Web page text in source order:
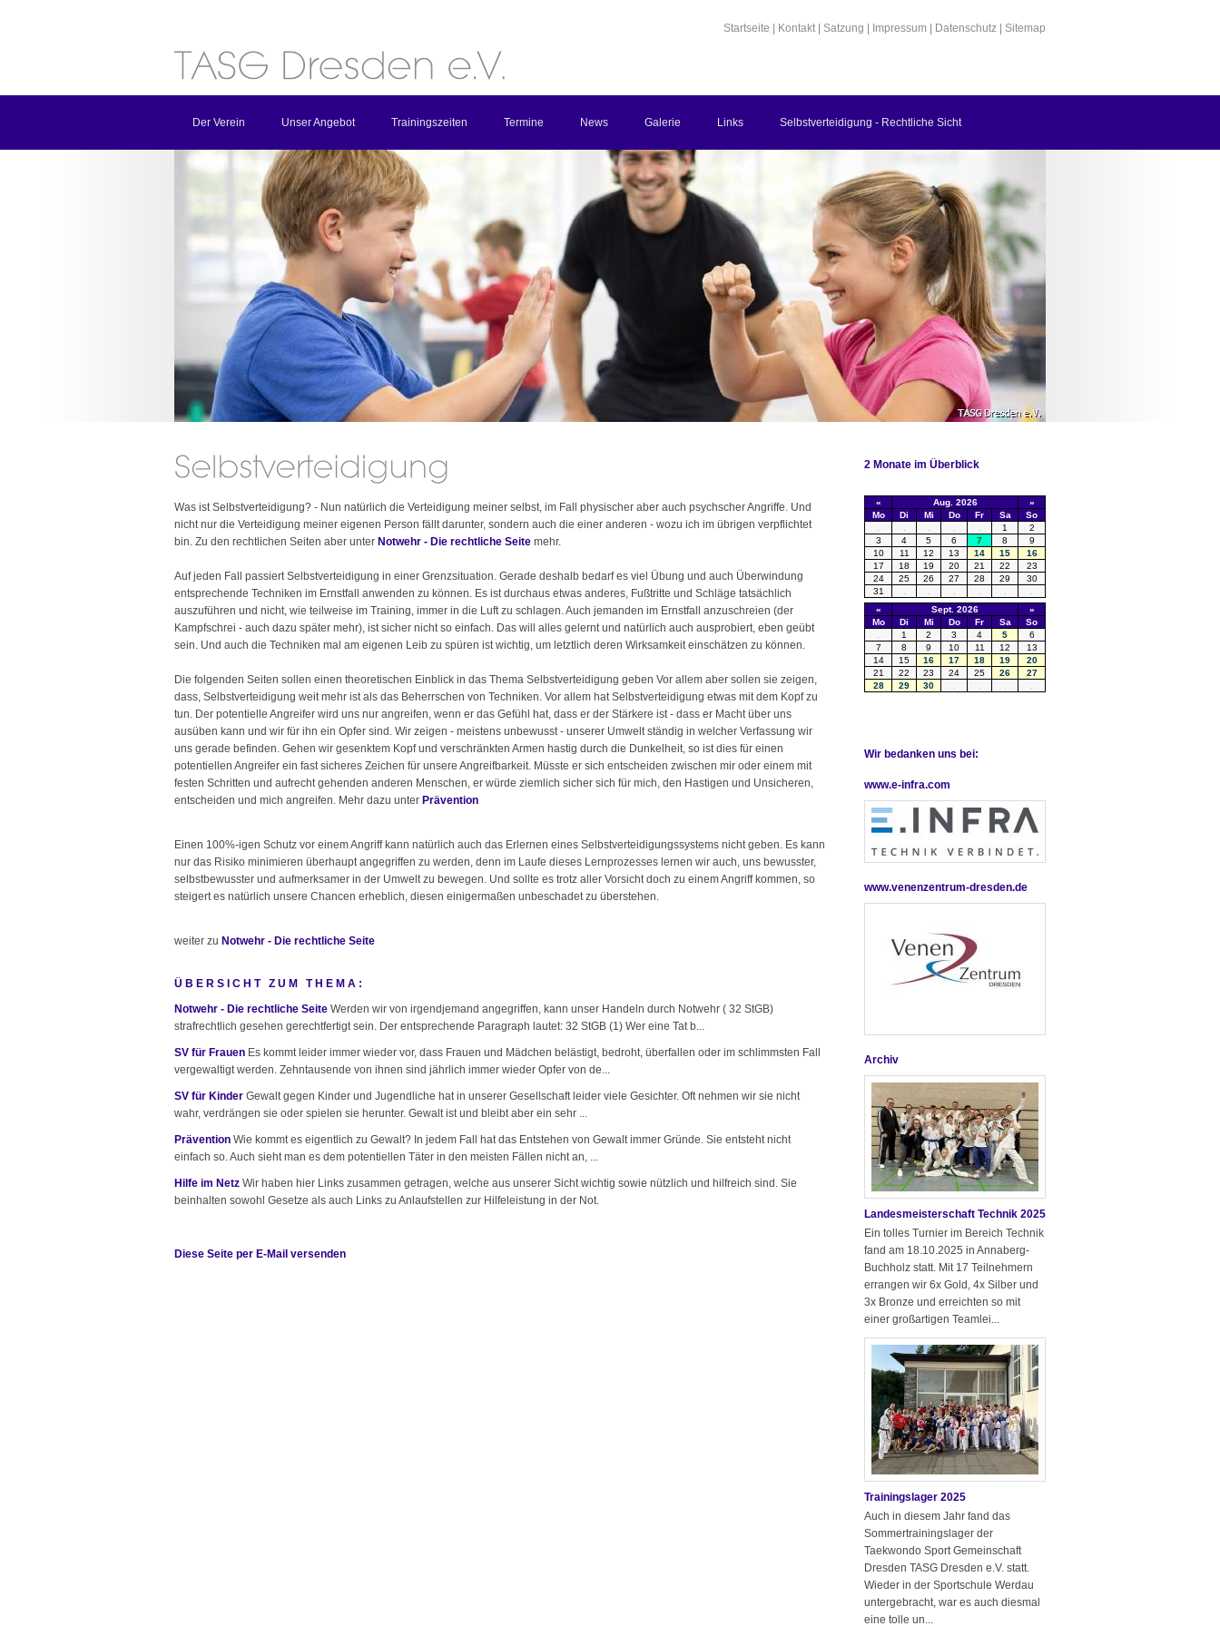
Startseite Kontakt Satzung Impressum Datenschutz Sitemap
Der Verein Unser Angebot Trainingszeiten Termine News Galerie Links Selbstverteidigung - Rechtliche Sicht
Was ist Selbstverteidigung? - Nun natürlich die Verteidigung meiner selbst, im Fall physischer aber auch psychscher Angriffe. Und
nicht nur die Verteidigung meiner eigenen Person fällt darunter, sondern auch die einer anderen - wozu ich im übrigen verpflichtet
bin. Zu den rechtlichen Seiten aber unter Notwehr - Die rechtliche Seite mehr.
Auf jeden Fall passiert Selbstverteidigung in einer Grenzsituation. Gerade deshalb bedarf es viel Übung und auch Überwindung
entsprechende Techniken im Ernstfall anwenden zu können. Es ist durchaus etwas anderes, Fußtritte und Schläge tatsächlich
auszuführen und nicht, wie teilweise im Training, immer in die Luft zu schlagen. Auch jemanden im Ernstfall anzuschreien (der
Kampfschrei - auch dazu später mehr), ist sicher nicht so einfach. Das will alles gelernt und natürlich auch ausprobiert, eben geübt
sein. Und auch die Techniken mal am eigenen Leib zu spüren ist wichtig, um letztlich deren Wirksamkeit einschätzen zu können.
Die folgenden Seiten sollen einen theoretischen Einblick in das Thema Selbstverteidigung geben Vor allem aber sollen sie zeigen,
dass, Selbstverteidigung weit mehr ist als das Beherrschen von Techniken. Vor allem hat Selbstverteidigung etwas mit dem Kopf zu
tun. Der potentielle Angreifer wird uns nur angreifen, wenn er das Gefühl hat, dass er der Stärkere ist - dass er Macht über uns
ausüben kann und wir für ihn ein Opfer sind. Wir zeigen - meistens unbewusst - unserer Umwelt ständig in welcher Verfassung wir
uns gerade befinden. Gehen wir gesenktem Kopf und verschränkten Armen hastig durch die Dunkelheit, so ist dies für einen
potentiellen Angreifer ein fast sicheres Zeichen für unsere Angreifbarkeit. Müsste er sich entscheiden zwischen mir oder einem mit
festen Schritten und aufrecht gehenden anderen Menschen, er würde ziemlich sicher sich für mich, den Hastigen und Unsicheren,
entscheiden und mich angreifen. Mehr dazu unter Prävention
Einen 100%-igen Schutz vor einem Angriff kann natürlich auch das Erlernen eines Selbstverteidigungssystems nicht geben. Es kann
nur das Risiko minimieren überhaupt angegriffen zu werden, denn im Laufe dieses Lernprozesses lernen wir auch, uns bewusster,
selbstbewusster und aufmerksamer in der Umwelt zu bewegen. Und sollte es trotz aller Vorsicht doch zu einem Angriff kommen, so
steigert es natürlich unsere Chancen erheblich, diesen einigermaßen unbeschadet zu überstehen.
weiter zu Notwehr - Die rechtliche Seite
ÜBERSICHT ZUM THEMA:
Notwehr - Die rechtliche Seite Werden wir von irgendjemand angegriffen, kann unser Handeln durch Notwehr ( 32 StGB)
strafrechtlich gesehen gerechtfertigt sein. Der entsprechende Paragraph lautet: 32 StGB (1) Wer eine Tat b...
SV für Frauen Es kommt leider immer wieder vor, dass Frauen und Mädchen belästigt, bedroht, überfallen oder im schlimmsten Fall
vergewaltigt werden. Zehntausende von ihnen sind jährlich immer wieder Opfer von de...
SV für Kinder Gewalt gegen Kinder und Jugendliche hat in unserer Gesellschaft leider viele Gesichter. Oft nehmen wir sie nicht
wahr, verdrängen sie oder spielen sie herunter. Gewalt ist und bleibt aber ein sehr ...
Prävention Wie kommt es eigentlich zu Gewalt? In jedem Fall hat das Entstehen von Gewalt immer Gründe. Sie entsteht nicht
einfach so. Auch sieht man es dem potentiellen Täter in den meisten Fällen nicht an, ...
Hilfe im Netz Wir haben hier Links zusammen getragen, welche aus unserer Sicht wichtig sowie nützlich und hilfreich sind. Sie
beinhalten sowohl Gesetze als auch Links zu Anlaufstellen zur Hilfeleistung in der Not.
Diese Seite per E-Mail versenden
2 Monate im Überblick
Wir bedanken uns bei:
www.e-infra.com
www.venenzentrum-dresden.de
Archiv
Landesmeisterschaft Technik 2025
Ein tolles Turnier im Bereich Technik
fand am 18.10.2025 in Annaberg-
Buchholz statt. Mit 17 Teilnehmern
errangen wir 6x Gold, 4x Silber und
3x Bronze und erreichten so mit
einer großartigen Teamlei...
Trainingslager 2025
Auch in diesem Jahr fand das
Sommertrainingslager der
Taekwondo Sport Gemeinschaft
Dresden TASG Dresden e.V. statt.
Wieder in der Sportschule Werdau
untergebracht, war es auch diesmal
eine tolle un...